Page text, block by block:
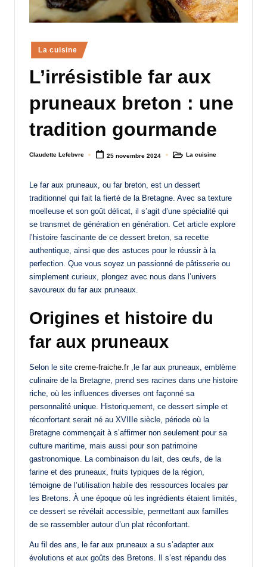
Posted
in
La cuisine
L’irrésistible far aux
pruneaux breton : une
tradition gourmande
Posted
Claudette Lefebvre 25 novembre 2024
PostedLa cuisine
Le far aux pruneaux, ou far breton, est un dessert
traditionnel qui fait la fierté de la Bretagne. Avec sa texture
moelleuse et son goût délicat, il s’agit d’une spécialité qui
se transmet de génération en génération. Cet article explore
l’histoire fascinante de ce dessert breton, sa recette
authentique, ainsi que des astuces pour le réussir à la
perfection. Que vous soyez un passionné de pâtisserie ou
simplement curieux, plongez avec nous dans l’univers
savoureux du far aux pruneaux.
Origines et histoire du
far aux pruneaux
Selon le site creme-fraiche.fr,le far aux pruneaux, emblème
culinaire de la Bretagne, prend ses racines dans une histoire
riche, où les influences diverses ont façonné sa
personnalité unique. Historiquement, ce dessert simple et
réconfortant serait né au XVIIIe siècle, période où la
Bretagne commençait à s’affirmer non seulement pour sa
culture maritime, mais aussi pour son patrimoine
gastronomique. La combinaison du lait, des œufs, de la
farine et des pruneaux, fruits typiques de la région,
témoigne de l’utilisation habile des ressources locales par
les Bretons. À une époque où les ingrédients étaient limités,
ce dessert se révélait accessible, permettant aux familles
de se rassembler autour d’un plat réconfortant.
Au fil des ans, le far aux pruneaux a su s’adapter aux
évolutions et aux goûts des Bretons. Il s’est répandu des